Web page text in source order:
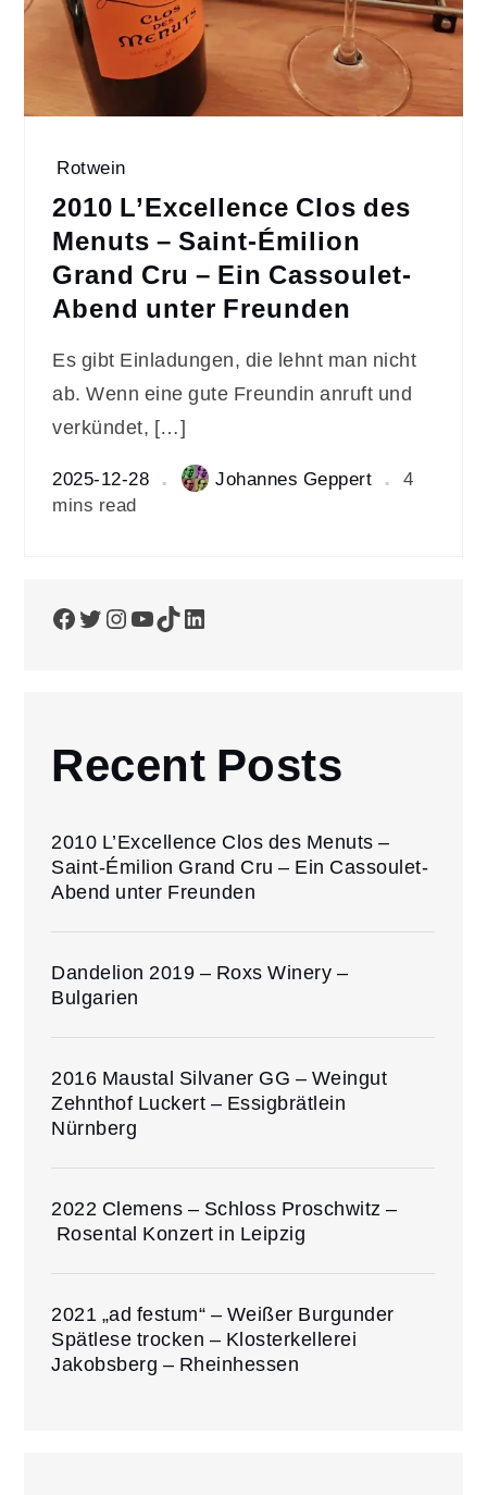
Rotwein
2010 L’Excellence Clos des
Menuts – Saint-Émilion
Grand Cru – Ein Cassoulet-
Abend unter Freunden
Es gibt Einladungen, die lehnt man nicht
ab. Wenn eine gute Freundin anruft und
verkündet, […]
2025-12-28 Johannes Geppert
4
mins read
Facebook
Twitter
Instagram
YouTube
TikTokLinkedIn
Recent Posts
2010 L’Excellence Clos des Menuts –
Saint-Émilion Grand Cru – Ein Cassoulet-
Abend unter Freunden
Dandelion 2019 – Roxs Winery –
Bulgarien
2016 Maustal Silvaner GG – Weingut
Zehnthof Luckert – Essigbrätlein
Nürnberg
2022 Clemens – Schloss Proschwitz –
Rosental Konzert in Leipzig
2021 „ad festum“ – Weißer Burgunder
Spätlese trocken – Klosterkellerei
Jakobsberg – Rheinhessen